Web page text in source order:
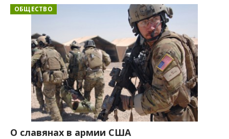
ОБЩЕСТВО
О славянах в армии США